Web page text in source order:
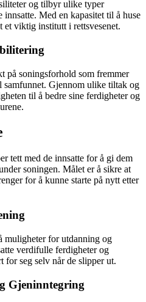
og tilbyr ulike typer
Med en kapasitet til å huse
et viktig institutt i rettsvesenet.
på soningsforhold som fremmer
Gjennom ulike tiltak og
til å bedre sine ferdigheter og
tett med de innsatte for å gi dem
soningen. Målet er å sikre at
for å kunne starte på nytt etter
muligheter for utdanning og
verdifulle ferdigheter og
for seg selv når de slipper ut.
Gjeninntegring